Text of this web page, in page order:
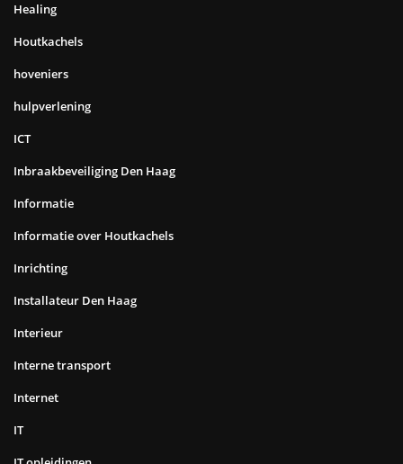
Healing
Houtkachels
hoveniers
hulpverlening
ICT
Inbraakbeveiliging Den Haag
Informatie
Informatie over Houtkachels
Inrichting
Installateur Den Haag
Interieur
Interne transport
Internet
IT